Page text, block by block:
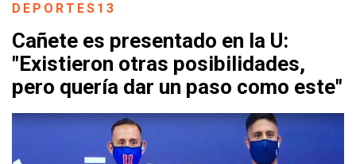
DEPORTES13
Cañete es presentado en la U:
"Existieron otras posibilidades,
pero quería dar un paso como este"